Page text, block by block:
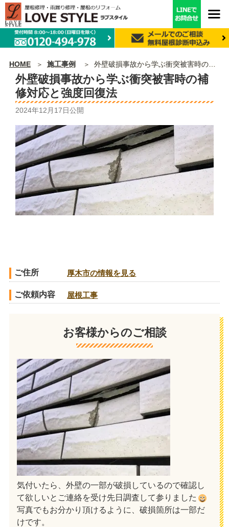
HOME 施工事例 外壁破損事故から学ぶ衝突被害時の補修対応と強度回復法
外壁破損事故から学ぶ衝突被害時の補
修対応と強度回復法
2024年12月17日公開
ご住所 厚木市の情報を見る
ご依頼内容 屋根工事
お客様からのご相談
気付いたら、外壁の一部が破損しているので確認し
て欲しいとご連絡を受け先日調査して参りました
写真でもお分かり頂けるように、破損箇所は一部だ
けです。